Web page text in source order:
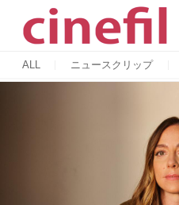
ALL ニュースクリップ